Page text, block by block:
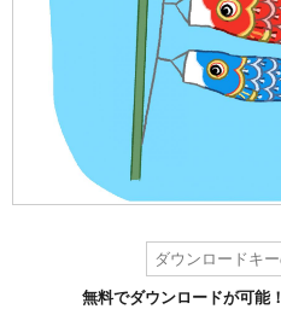
無料でダウンロードが可能！